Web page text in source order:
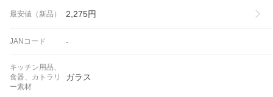
最安値（新品） 2,275円
JANコード -
キッチン用品、
食器、カトラリ
ー素材
ガラス